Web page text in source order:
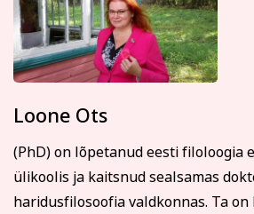
Loone Ots
(PhD) on lõpetanud eesti filoloogia
ülikoolis ja kaitsnud sealsamas
haridusfilosoofia valdkonnas. Ta on